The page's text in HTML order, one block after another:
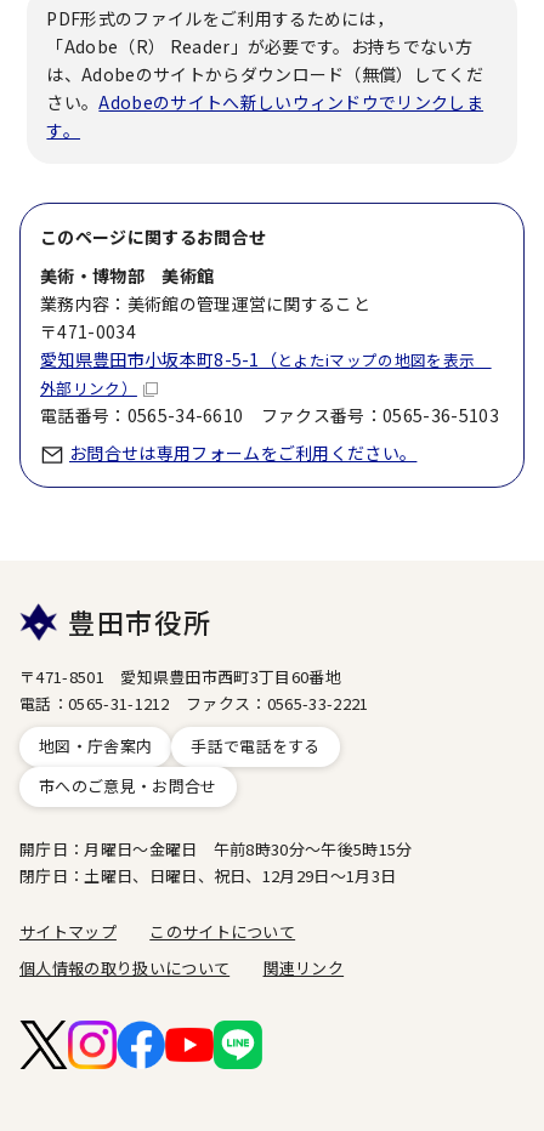
PDF形式のファイルをご利用するためには，
「Adobe（R） Reader」が必要です。お持ちでない方
は、Adobeのサイトからダウンロード（無償）してくだ
さい。Adobeのサイトへ新しいウィンドウでリンクしま
す。
このページに関するお問合せ
美術・博物部 美術館
業務内容：美術館の管理運営に関すること
〒471-0034
愛知県豊田市小坂本町8-5-1（とよたiマップの地図を表示
外部リンク）
電話番号：0565-34-6610 ファクス番号：0565-36-5103
お問合せは専用フォームをご利用ください。
豊田市役所
〒471-8501 愛知県豊田市西町3丁目60番地
電話：0565-31-1212 ファクス：0565-33-2221
地図・庁舎案内
手話で電話をする
市へのご意見・お問合せ
開庁日：月曜日～金曜日 午前8時30分～午後5時15分
閉庁日：土曜日、日曜日、祝日、12月29日～1月3日
サイトマップ
このサイトについて
個人情報の取り扱いについて
関連リンク